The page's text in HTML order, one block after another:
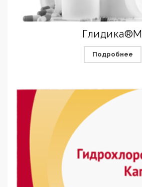
Глидика®М
Подробнее